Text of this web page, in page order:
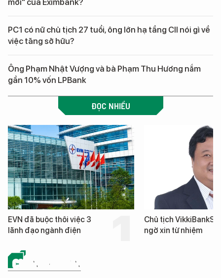
mới" của Eximbank?
PC1 có nữ chủ tịch 27 tuổi, ông lớn hạ tầng CII nói gì về
việc tăng sở hữu?
Ông Phạm Nhật Vượng và bà Phạm Thu Hương nắm
gần 10% vốn LPBank
ĐỌC NHIỀU
EVN đã buộc thôi việc 3
lãnh đạo ngành điện
Chủ tịch VikkiBankS
ngờ xin từ nhiệm
CHỨNG KHOÁN